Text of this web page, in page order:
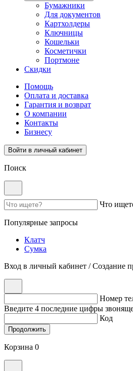
Бумажники
Для документов
Картхолдеры
Ключницы
Кошельки
Косметички
Портмоне
Скидки
Помощь
Оплата и доставка
Гарантия и возврат
О компании
Контакты
Бизнесу
Войти в личный кабинет
Поиск
Что
Популярные запросы
Клатч
Сумка
Вход в личный кабинет / Создание
Номер
Введите 4 последние цифры
Код
Продолжить
Корзина 0